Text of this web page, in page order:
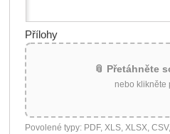
Přílohy
📎 Přetáhněte
nebo klikněte
Povolené typy: PDF, XLS, XLSX,